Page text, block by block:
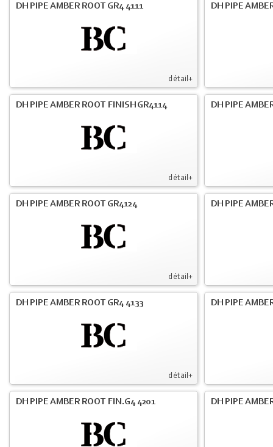
détail+
DH PIPE AMBER ROOT GR4 4111 DH PIPE
détail+
DH PIPE AMBER ROOT FINISH GR4114 DH PIPE
détail+
DH PIPE AMBER ROOT GR4124 DH PIPE
détail+
DH PIPE AMBER ROOT GR4 4133 DH PIPE
DH PIPE AMBER ROOT FIN.G4 4201 DH PIPE